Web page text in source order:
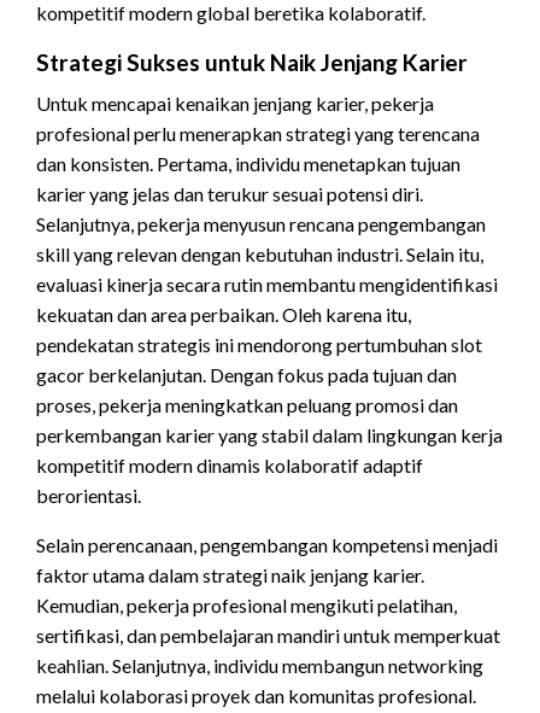
kompetitif modern global beretika kolaboratif.
Strategi Sukses untuk Naik Jenjang Karier
Untuk mencapai kenaikan jenjang karier, pekerja
profesional perlu menerapkan strategi yang terencana
dan konsisten. Pertama, individu menetapkan tujuan
karier yang jelas dan terukur sesuai potensi diri.
Selanjutnya, pekerja menyusun rencana pengembangan
skill yang relevan dengan kebutuhan industri. Selain itu,
evaluasi kinerja secara rutin membantu mengidentifikasi
kekuatan dan area perbaikan. Oleh karena itu,
pendekatan strategis ini mendorong pertumbuhanslot
gacor berkelanjutan. Dengan fokus pada tujuan dan
proses, pekerja meningkatkan peluang promosi dan
perkembangan karier yang stabil dalam lingkungan kerja
kompetitif modern dinamis kolaboratif adaptif
berorientasi.
Selain perencanaan, pengembangan kompetensi menjadi
faktor utama dalam strategi naik jenjang karier.
Kemudian, pekerja profesional mengikuti pelatihan,
sertifikasi, dan pembelajaran mandiri untuk memperkuat
keahlian. Selanjutnya, individu membangun networking
melalui kolaborasi proyek dan komunitas profesional.